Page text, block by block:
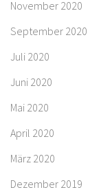
November 2020
September 2020
Juli 2020
Juni 2020
Mai 2020
April 2020
März 2020
Dezember 2019